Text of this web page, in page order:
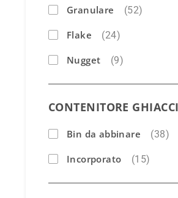
Granulare (52)
Flake (24)
Nugget (9)
CONTENITORE
Bin da abbinare (38)
Incorporato (15)